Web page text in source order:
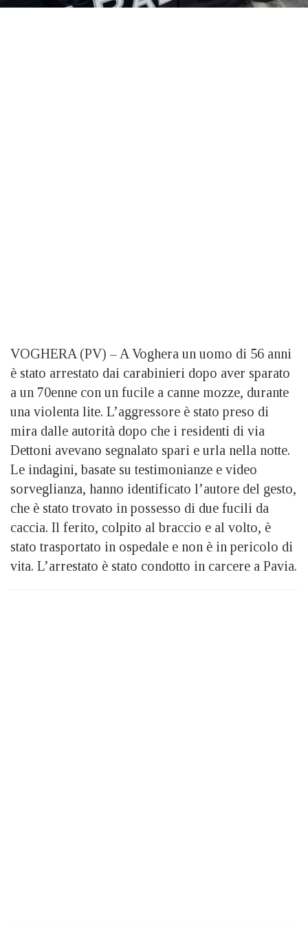
VOGHERA (PV) – A Voghera un uomo di 56 anni
è stato arrestato dai carabinieri dopo aver sparato
a un 70enne con un fucile a canne mozze, durante
una violenta lite. L’aggressore è stato preso di
mira dalle autorità dopo che i residenti di via
Dettoni avevano segnalato spari e urla nella notte.
Le indagini, basate su testimonianze e video
sorveglianza, hanno identificato l’autore del gesto,
che è stato trovato in possesso di due fucili da
caccia. Il ferito, colpito al braccio e al volto, è
stato trasportato in ospedale e non è in pericolo di
vita. L’arrestato è stato condotto in carcere a Pavia.